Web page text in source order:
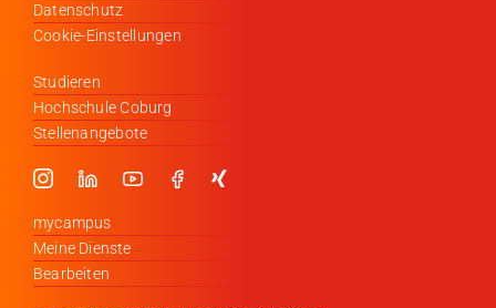
Datenschutz
Cookie-Einstellungen
Studieren
Hochschule Coburg
Stellenangebote
mycampus
Meine Dienste
Bearbeiten